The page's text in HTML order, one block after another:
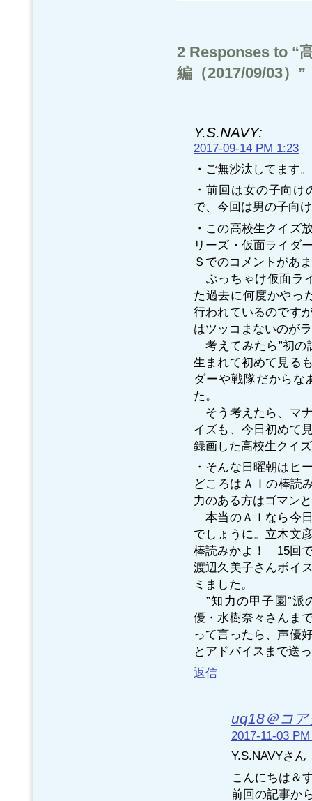
2 Responses to “
編（2017/09/03）”
Y.S.NAVY:
2017-09-14 PM 1:23
・ご無沙汰してます。
・前回は女の子向
で、今回は男の子向
・この高校生クイズ
リーズ・仮面ライダ
Ｓでのコメントがあ
ぶっちゃけ仮面ラ
た過去に何度かやっ
行われているのです
はツッコまないのが
考えてみたら”初の
生まれて初めて見る
ダーや戦隊だからな
た。
そう考えたら、マ
イズも、今日初めて
録画した高校生クイ
・そんな日曜朝はヒ
どころはＡＩの棒読
力のある方はゴマン
本当のＡＩなら今
でしょうに。立木文
棒読みかよ！ 15回
渡辺久美子さんボイ
ミました。
”知力の甲子園”派
優・水樹奈々さんま
って言ったら、声優
とアドバイスまで送
返信
uq18＠コ
2017-11-03
Y.S.NAVYさん
こんにちは＆
前回の記事か